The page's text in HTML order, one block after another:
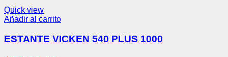
Quick view
Añadir al carrito
ESTANTE VICKEN 540 PLUS 1000